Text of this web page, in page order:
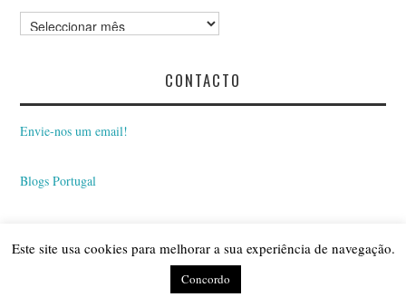
Arquivo
CONTACTO
Envie-nos um email!
Blogs Portugal
© 2026 BLOGUE INSÓNIAS. ALL RIGHTS RESERVED.
FASHIONISTABY ATHEMES
Este site usa cookies para melhorar a sua experiência de navegação.
Concordo